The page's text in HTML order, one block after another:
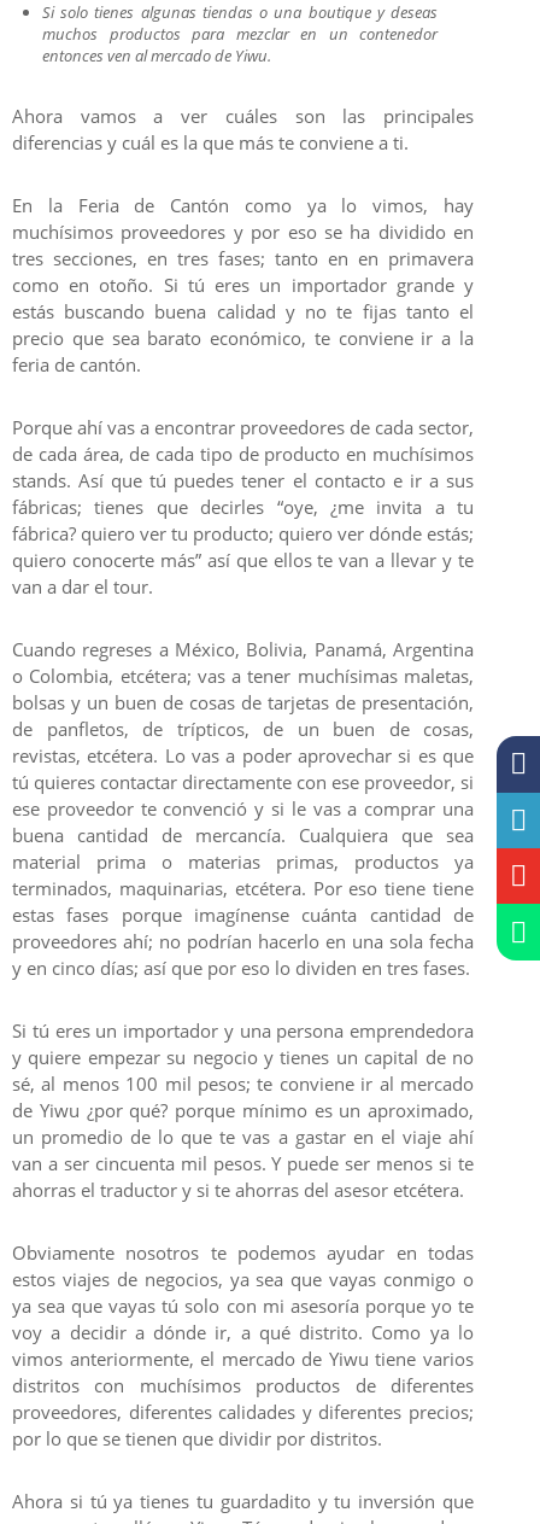
Si solo tienes algunas tiendas o una boutique y deseas
muchos productos para mezclar en un contenedor
entonces ven al mercado de Yiwu.
Ahora vamos a ver cuáles son las principales
diferencias y cuál es la que más te conviene a ti.
En la Feria de Cantón como ya lo vimos, hay
muchísimos proveedores y por eso se ha dividido en
tres secciones, en tres fases; tanto en en primavera
como en otoño. Si tú eres un importador grande y
estás buscando buena calidad y no te fijas tanto el
precio que sea barato económico, te conviene ir a la
feria de cantón.
Porque ahí vas a encontrar proveedores de cada sector,
de cada área, de cada tipo de producto en muchísimos
stands. Así que tú puedes tener el contacto e ir a sus
fábricas; tienes que decirles “oye, ¿me invita a tu
fábrica? quiero ver tu producto; quiero ver dónde estás;
quiero conocerte más” así que ellos te van a llevar y te
van a dar el tour.
Cuando regreses a México, Bolivia, Panamá, Argentina
o Colombia, etcétera; vas a tener muchísimas maletas,
bolsas y un buen de cosas de tarjetas de presentación,
de panfletos, de trípticos, de un buen de cosas,
revistas, etcétera. Lo vas a poder aprovechar si es que
tú quieres contactar directamente con ese proveedor, si
ese proveedor te convenció y si le vas a comprar una
buena cantidad de mercancía. Cualquiera que sea
material prima o materias primas, productos ya
terminados, maquinarias, etcétera. Por eso tiene tiene
estas fases porque imagínense cuánta cantidad de
proveedores ahí; no podrían hacerlo en una sola fecha
y en cinco días; así que por eso lo dividen en tres fases.
Si tú eres un importador y una persona emprendedora
y quiere empezar su negocio y tienes un capital de no
sé, al menos 100 mil pesos; te conviene ir al mercado
de Yiwu ¿por qué? porque mínimo es un aproximado,
un promedio de lo que te vas a gastar en el viaje ahí
van a ser cincuenta mil pesos. Y puede ser menos si te
ahorras el traductor y si te ahorras del asesor etcétera.
Obviamente nosotros te podemos ayudar en todas
estos viajes de negocios, ya sea que vayas conmigo o
ya sea que vayas tú solo con mi asesoría porque yo te
voy a decidir a dónde ir, a qué distrito. Como ya lo
vimos anteriormente, el mercado de Yiwu tiene varios
distritos con muchísimos productos de diferentes
proveedores, diferentes calidades y diferentes precios;
por lo que se tienen que dividir por distritos.
Ahora si tú ya tienes tu guardadito y tu inversión que